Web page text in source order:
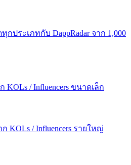
ประเภทกับ DappRadar จาก 1,000
/ Influencers ขนาดเล็ก
KOLs / Influencers รายใหญ่